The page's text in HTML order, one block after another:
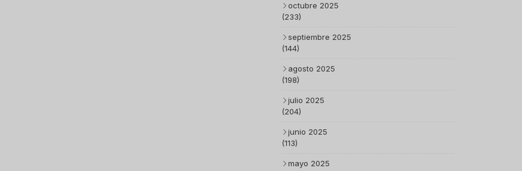
octubre 2025
(233)
septiembre 2025
(144)
agosto 2025
(198)
julio 2025
(204)
junio 2025
(113)
mayo 2025